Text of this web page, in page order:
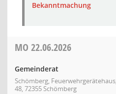
Bekanntmachung
MO 22.06.2026
Gemeinderat
Schömberg,
48, 72355 Schömberg